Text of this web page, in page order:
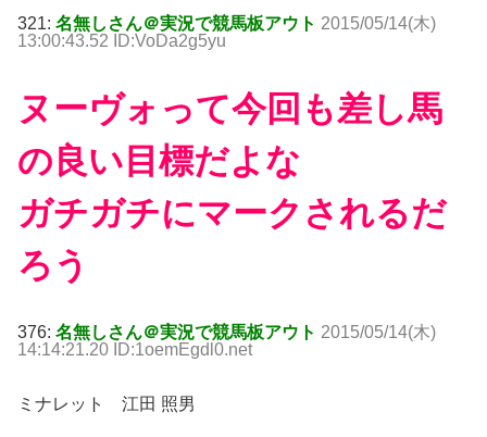
321: 名無しさん＠実況で競馬板アウト 2015/05/14(木)
13:00:43.52 ID:VoDa2g5yu
ヌーヴォって今回も差し馬
の良い目標だよな
ガチガチにマークされるだ
ろう
376: 名無しさん＠実況で競馬板アウト 2015/05/14(木)
14:14:21.20 ID:1oemEgdl0.net
ミナレット 江田 照男